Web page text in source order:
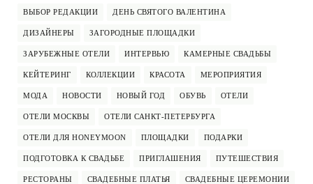
ВЫБОР РЕДАКЦИИ ДЕНЬ СВЯТОГО ВАЛЕНТИНА
ДИЗАЙНЕРЫ ЗАГОРОДНЫЕ ПЛОЩАДКИ
ЗАРУБЕЖНЫЕ ОТЕЛИ ИНТЕРВЬЮ КАМЕРНЫЕ СВАДЬБЫ
КЕЙТЕРИНГ КОЛЛЕКЦИИ КРАСОТА МЕРОПРИЯТИЯ
МОДА НОВОСТИ НОВЫЙ ГОД ОБУВЬ ОТЕЛИ
ОТЕЛИ МОСКВЫ ОТЕЛИ САНКТ-ПЕТЕРБУРГА
ОТЕЛИ ДЛЯ HONEYMOON ПЛОЩАДКИ ПОДАРКИ
ПОДГОТОВКА К СВАДЬБЕ ПРИГЛАШЕНИЯ ПУТЕШЕСТВИЯ
РЕСТОРАНЫ СВАДЕБНЫЕ ПЛАТЬЯ СВАДЕБНЫЕ ЦЕРЕМОНИИ